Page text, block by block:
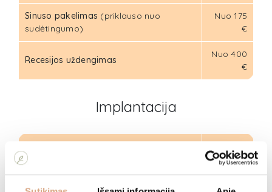
Sinuso pakelimas (priklauso nuo
sudėtingumo)
Nuo 175
€
Recesijos uždengimas
Nuo 400
€
Implantacija
Konsultacija
iki 50 €